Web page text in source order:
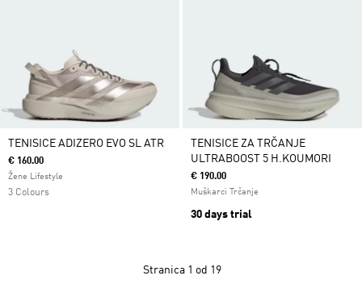
TENISICE ADIZERO EVO SL ATR
€ 160.00
Žene Lifestyle
3 Colours
TENISICE ZA TRČANJE
ULTRABOOST 5 H.KOUMORI
€ 190.00
Muškarci Trčanje
30 days trial
Stranica 1 od 19